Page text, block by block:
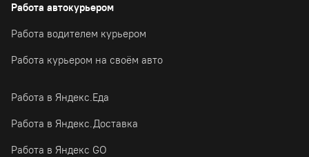
Работа автокурьером
Работа водителем курьером
Работа курьером на своём авто
Работа в Яндекс.Еда
Работа в Яндекс.Доставка
Работа в Яндекс GO